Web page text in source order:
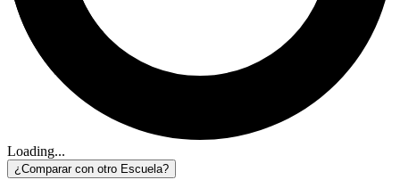
Loading...
¿Comparar con otro Escuela?